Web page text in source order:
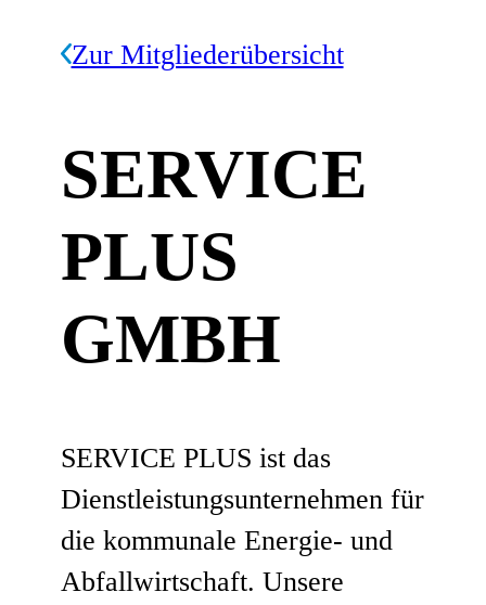
Zur Mitgliederübersicht
SERVICE
PLUS
GMBH
SERVICE PLUS ist das
Dienstleistungsunternehmen für
die kommunale Energie- und
Abfallwirtschaft. Unsere